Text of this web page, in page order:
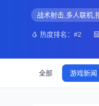
战术射击,多人联机,
热度排名：#2
全部 游戏新闻